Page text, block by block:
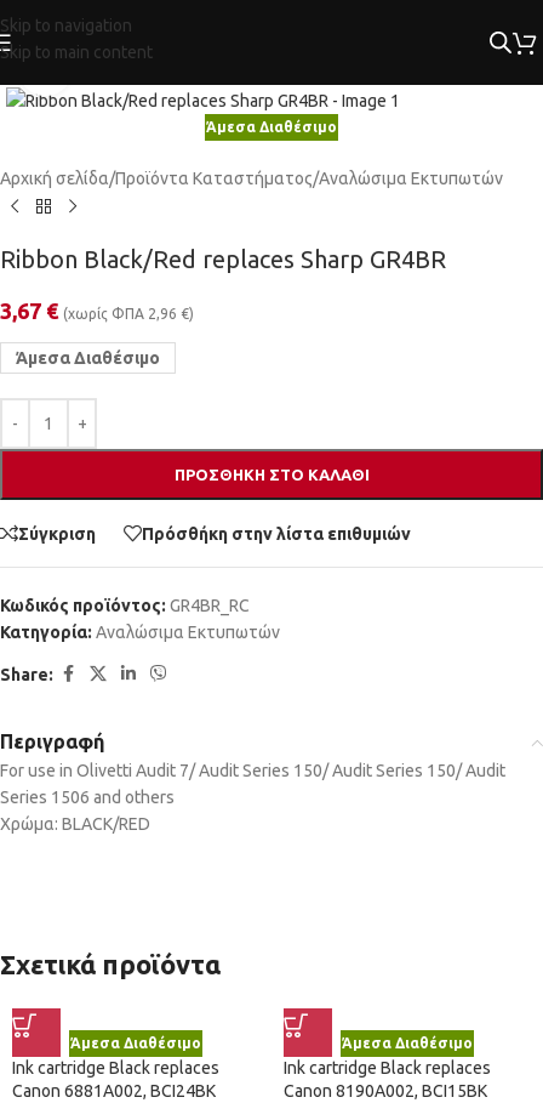
Skip to navigation
Skip to main content
Άμεσα Διαθέσιμο
Αρχική σελίδα/Προϊόντα Καταστήματος/Αναλώσιμα Εκτυπωτών
Ribbon Black/Red replaces Sharp GR4BR
3,67 € (χωρίς ΦΠΑ 2,96 €)
Άμεσα Διαθέσιμο
ΠΡΟΣΘΉΚΗ ΣΤΟ ΚΑΛΆΘΙ
Σύγκριση Πρόσθήκη στην λίστα επιθυμιών
Κωδικός προϊόντος: GR4BR_RC
Κατηγορία: Αναλώσιμα Εκτυπωτών
Share:
Περιγραφή
For use in Olivetti Audit 7/ Audit Series 150/ Audit Series 150/ Audit
Series 1506 and others
Χρώμα: BLACK/RED
Σχετικά προϊόντα
Άμεσα Διαθέσιμο
Ink cartridge Black replaces
Canon 6881A002, BCI24BK
Άμεσα Διαθέσιμο
Ink cartridge Black replaces
Canon 8190A002, BCI15BK